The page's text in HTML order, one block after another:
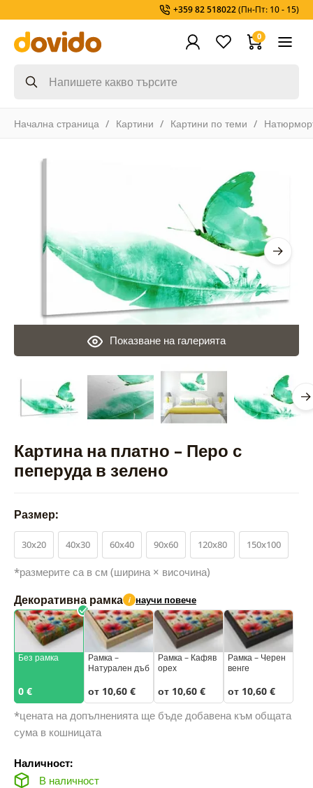
+359 82 518022(Пн-Пт: 10 - 15)
0
Начална страница Картини Картини по теми
Картина на платно – Перо с
пеперуда в зелено
Показване на галерията
Размер:
30x20 40x30 60x40 90x60 120x80 150x100
*размерите са в см (ширина × височина)
Декоративна рамка i научи повече
Без рамка
0 €
Рамка –
Натурален дъб
от 10,60 €
Рамка – Кафяв
орех
от 10,60 €
Рамка – Черен
венге
от 10,60 €
*цената на допълненията ще бъде добавена към общата
сума в кошницата
Наличност:
В наличност